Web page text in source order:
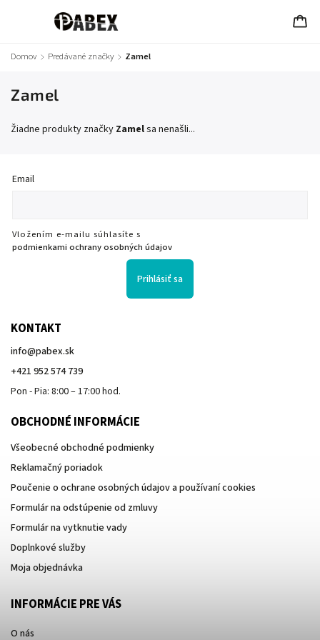
Domov / Predávané značky / Zamel
Zamel
Žiadne produkty značky Zamelsa nenašli...
Email
Vložením e-mailu súhlasíte s
podmienkami ochrany osobných údajov
Prihlásiť sa
KONTAKT
info@pabex.sk
+421 952 574 739
Pon - Pia: 8:00 – 17:00 hod.
OBCHODNÉ INFORMÁCIE
Všeobecné obchodné podmienky
Reklamačný poriadok
Poučenie o ochrane osobných údajov a používaní cookies
Formulár na odstúpenie od zmluvy
Formulár na vytknutie vady
Doplnkové služby
Moja objednávka
INFORMÁCIE PRE VÁS
O nás